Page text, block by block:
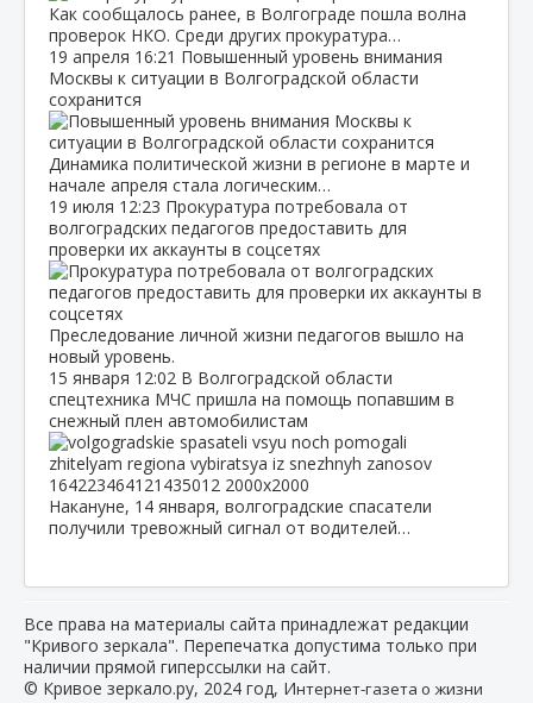
Как сообщалось ранее, в Волгограде пошла волна
проверок НКО. Среди других прокуратура…
19 апреля 16:21 Повышенный уровень внимания
Москвы к ситуации в Волгоградской области
сохранится
Динамика политической жизни в регионе в марте и
начале апреля стала логическим…
19 июля 12:23 Прокуратура потребовала от
волгоградских педагогов предоставить для
проверки их аккаунты в соцсетях
Преследование личной жизни педагогов вышло на
новый уровень.
15 января 12:02 В Волгоградской области
спецтехника МЧС пришла на помощь попавшим в
снежный плен автомобилистам
Накануне, 14 января, волгоградские спасатели
получили тревожный сигнал от водителей…
Все права на материалы сайта принадлежат редакции
"Кривого зеркала". Перепечатка допустима только при
наличии прямой гиперссылки на сайт.
© Кривое зеркало.ру, 2024 год, Интернет-газета о жизни